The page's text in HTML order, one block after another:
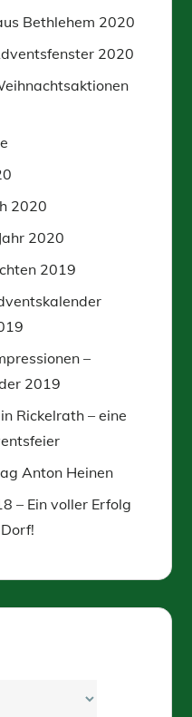
Bethlehem 2020
2020
2020
2020
2019
–
2019
Rickelrath – eine
Anton Heinen
– Ein voller Erfolg